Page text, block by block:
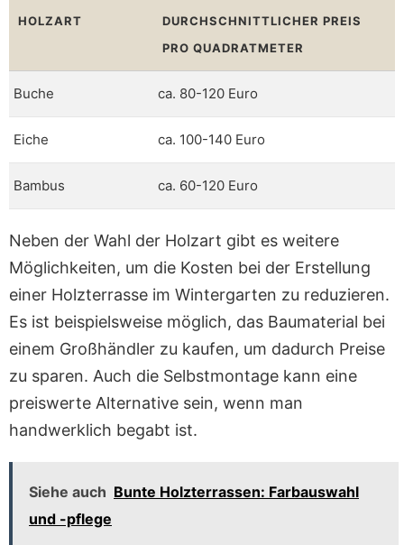
HOLZART
DURCHSCHNITTLICHER PREIS
PRO QUADRATMETER
Buche ca. 80-120 Euro
Eiche ca. 100-140 Euro
Bambus ca. 60-120 Euro
Neben der Wahl der Holzart gibt es weitere
Möglichkeiten, um die Kosten bei der Erstellung
einer Holzterrasse im Wintergarten zu reduzieren.
Es ist beispielsweise möglich, das Baumaterial bei
einem Großhändler zu kaufen, um dadurch Preise
zu sparen. Auch die Selbstmontage kann eine
preiswerte Alternative sein, wenn man
handwerklich begabt ist.
Siehe auch Bunte Holzterrassen: Farbauswahl
und -pflege